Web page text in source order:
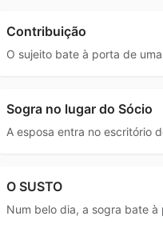
Contribuição
O sujeito bate à porta de
Sogra no lugar do Sócio
A esposa entra no escritório
O SUSTO
Num belo dia, a sogra bate